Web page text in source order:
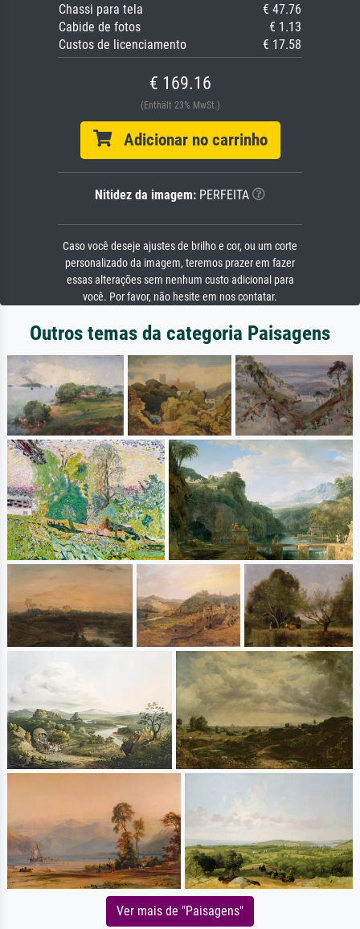
Chassi para tela
€ 47.76
Cabide de fotos
€ 1.13
Custos de licenciamento
€ 17.58
€ 169.16
(Enthält 23% MwSt.)
Adicionar no carrinho
Nitidez da imagem: PERFEITA
Caso você deseje ajustes de brilho e cor, ou um corte
personalizado da imagem, teremos prazer em fazer
essas alterações sem nenhum custo adicional para
você. Por favor, não hesite em nos contatar.
Outros temas da categoria Paisagens
Ver mais de "Paisagens"